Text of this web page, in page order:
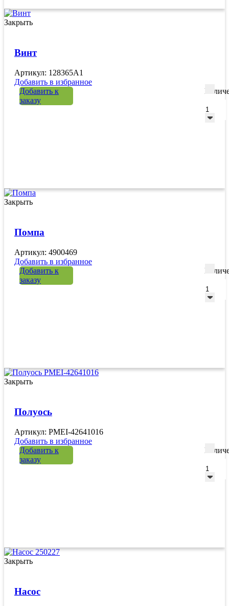
Закрыть
Винт
Артикул: 128365A1
Добавить в избранное
Добавить к
заказу
Закрыть
Помпа
Артикул: 4900469
Добавить в избранное
Добавить к
заказу
Закрыть
Полуось
Артикул: PMEI-42641016
Добавить в избранное
Добавить к
заказу
Закрыть
Насос